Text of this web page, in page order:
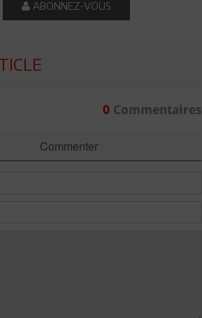
ABONNEZ-VOUS
0Commentaires
Commenter